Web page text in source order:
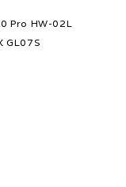
Pro HW-02L
GL07S